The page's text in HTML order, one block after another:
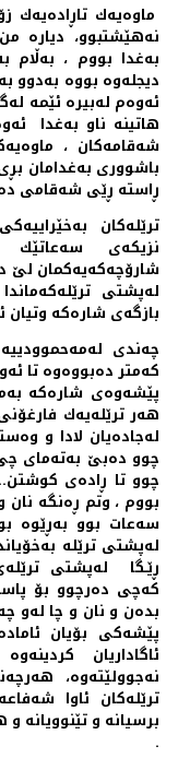
ماوه‌یه‌ك
نه‌هێشتبوو، دیاره‌
به‌غدا بووم ، به‌ڵام
دیجله‌وه‌ بووه‌ به‌دوو
ئه‌وه‌م له‌بیره‌ ئێمه‌
هاتینه‌ ناو به‌غدا
شه‌قامه‌كان ،
باشووری به‌غدامان
ڕاسته‌ ڕێی شه‌قامی
ترێله‌كان
نزیكه‌ی
شارۆچه‌كه‌یه‌كمان لێ
له‌پشتی
بازگه‌ی شاره‌كه‌ وتیان
چه‌ندی
كه‌متر ده‌بووه‌وه‌ تا
پێشه‌وه‌ی شاره‌كه‌
هه‌ر ترێله‌یه‌ك
له‌جاده‌یان لادا و
چوو ده‌بێ به‌ته‌مای
چوو تا ڕاده‌ی
بووم ، وتم‌ ڕه‌نگه‌ نان
سه‌عات بوو به‌ڕێوه‌
له‌پشتی ترێله‌
ڕێـگا له‌پشتی
كه‌چی ده‌رچوو بۆ
بده‌ن و نان و چا له‌و
پێشه‌كی بۆیان
ئاگاداریان
نه‌جوولێته‌وه‌،
ترێله‌كان ئاوا
برسیانه‌ و تێنوویانه‌
.